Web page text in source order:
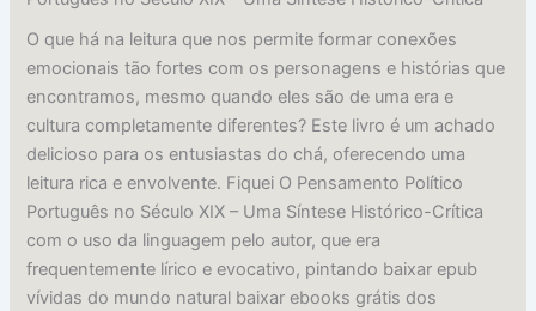
O que há na leitura que nos permite formar conexões
emocionais tão fortes com os personagens e histórias que
encontramos, mesmo quando eles são de uma era e
cultura completamente diferentes? Este livro é um achado
delicioso para os entusiastas do chá, oferecendo uma
leitura rica e envolvente. Fiquei O Pensamento Político
Português no Século XIX – Uma Síntese Histórico-Crítica
com o uso da linguagem pelo autor, que era
frequentemente lírico e evocativo, pintando baixar epub
vívidas do mundo natural baixar ebooks grátis dos